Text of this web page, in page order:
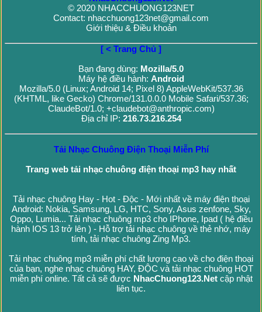
© 2020 NHACCHUONG123NET
Contact: nhacchuong123net@gmail.com
Giới thiệu & Điều khoản
[ < Trang Chủ ]
Bạn đang dùng: Mozilla/5.0
Máy hệ điều hành: Android
Mozilla/5.0 (Linux; Android 14; Pixel 8) AppleWebKit/537.36
(KHTML, like Gecko) Chrome/131.0.0.0 Mobile Safari/537.36;
ClaudeBot/1.0; +claudebot@anthropic.com)
Địa chỉ IP: 216.73.216.254
Tải Nhạc Chuông Điện Thoại Miễn Phí
Trang web tải nhạc chuông điện thoại mp3 hay nhất
Tải nhạc chuông Hay - Hot - Độc - Mới nhất về máy điện thoại
Android: Nokia, Samsung, LG, HTC, Sony, Asus zenfone, Sky,
Oppo, Lumia... Tải nhạc chuông mp3 cho IPhone, Ipad ( hệ điều
hành IOS 13 trở lên ) - Hỗ trợ tải nhạc chuông về thẻ nhớ, máy
tính, tải nhạc chuông Zing Mp3.
Tải nhạc chuông mp3 miễn phí chất lượng cao về cho điện thoại
của bạn, nghe nhạc chuông HAY, ĐỘC và tải nhạc chuông HOT
miễn phí online. Tất cả sẽ được NhacChuong123.Netcập nhật
liên tục.